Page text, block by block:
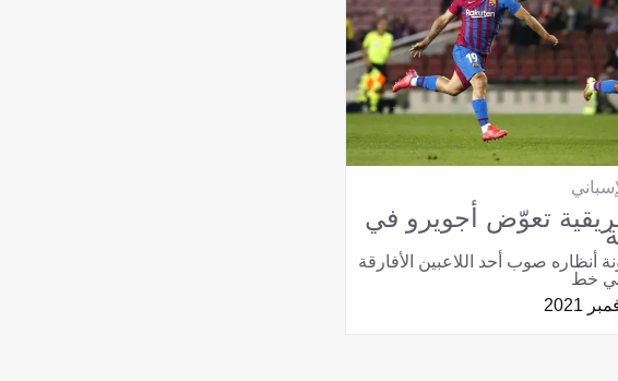
تعوّض أجويرو في
أنظاره صوب أحد اللاعبين الأفارقة
في خط